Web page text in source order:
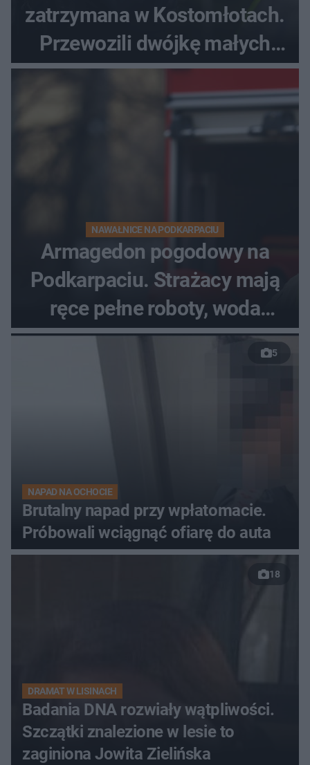
zatrzymana w Kostomłotach.
Przewozili dwójkę małych
dzieci
NAWAŁNICE NA PODKARPACIU
Armagedon pogodowy na
Podkarpaciu. Strażacy mają
ręce pełne roboty, woda
zalewa posesje i budynki
5
NAPAD NA OCHOCIE
Brutalny napad przy wpłatomacie.
Próbowali wciągnąć ofiarę do auta
18
DRAMAT W LISINACH
Badania DNA rozwiały wątpliwości.
Szczątki znalezione w lesie to
zaginiona Jowita Zielińska